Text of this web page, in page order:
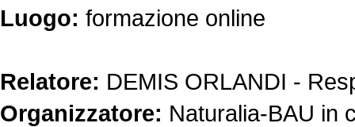
Luogo: formazione online
Relatore: DEMIS ORLANDI -
Organizzatore: Naturalia-BAU in